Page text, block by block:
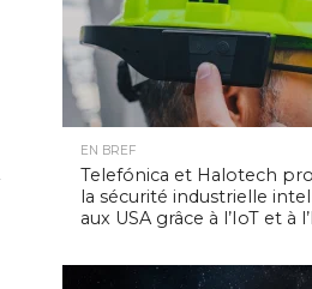
EN BREF
Telefónica et Halotech
la sécurité industrielle
aux USA grâce à l’IoT et à